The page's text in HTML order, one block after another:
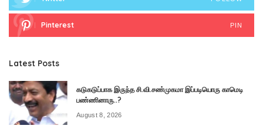
Pinterest PIN
Latest Posts
கடுகடுப்பாக இருந்த சி.வி.சண்முகமா இப்படியொரு காமெடி
பண்ணினாரு..?
August 8, 2026